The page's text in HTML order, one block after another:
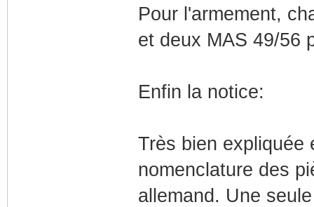
Pour l'armement,
et deux MAS 49/56
Enfin la notice:
Très bien expliquée
nomenclature des
allemand. Une